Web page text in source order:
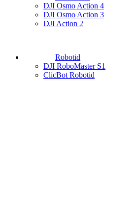
DJI Osmo Action 4
DJI Osmo Action 3
DJI Action 2
Robotid
DJI RoboMaster S1
ClicBot Robotid